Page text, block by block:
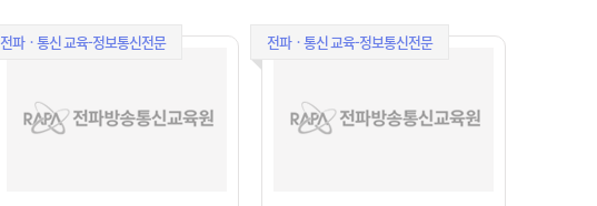
전파ㆍ통신 교육-정보통신전문 전파ㆍ통신 교육-정보통신전문